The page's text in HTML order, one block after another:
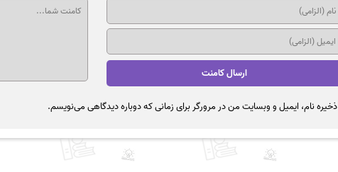
ذخیره نام، ایمیل و وبسایت من در مرورگر برای زمانی که دوباره دیدگاهی می‌نویسم.